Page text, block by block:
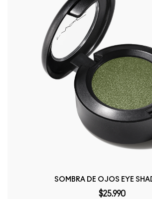
SOMBRA DE OJOS EYE
$25.990